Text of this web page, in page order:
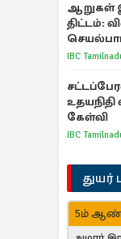
ஆறுகள்
திட்டம்:
IBC
உதயநிதி
கேள்வி
IBC
துயர்
5ம்